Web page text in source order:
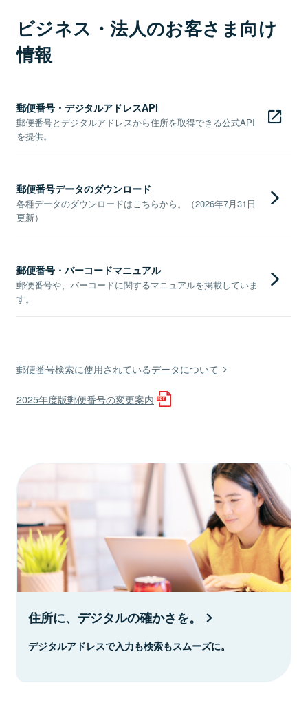
ビジネス・法人のお客さま向け
情報
郵便番号・デジタルアドレスAPI
郵便番号とデジタルアドレスから住所を取得できる公式API
を提供。
郵便番号データのダウンロード
各種データのダウンロードはこちらから。（2026年7月31日
更新）
郵便番号・バーコードマニュアル
郵便番号や、バーコードに関するマニュアルを掲載していま
す。
郵便番号検索に使用されているデータについて
2025年度版郵便番号の変更案内
住所に、デジタルの確かさを。
デジタルアドレスで入力も検索もスムーズに。